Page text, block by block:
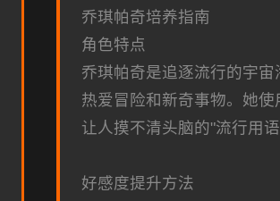
乔琪帕奇培养指南
角色特点
乔琪帕奇是追逐流行的宇宙
热爱冒险和新奇事物。她使
让人摸不清头脑的"流行用语
好感度提升方法